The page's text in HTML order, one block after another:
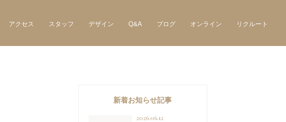
アクセス スタッフ デザイン Q&A ブログ オンライン リクルート
新着お知らせ記事
2026.06.12